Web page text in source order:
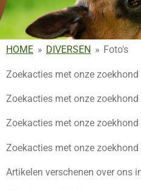
HOME » DIVERSEN » Foto's
Zoekacties met onze zoekhond
Zoekacties met onze zoekhond
Zoekacties met onze zoekhond
Zoekacties met onze zoekhond
Artikelen verschenen over ons